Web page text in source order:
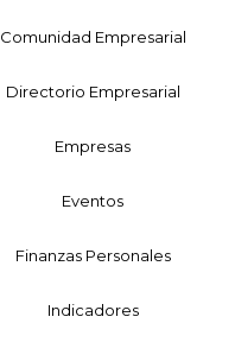
Comunidad Empresarial
Directorio Empresarial
Empresas
Eventos
Finanzas Personales
Indicadores